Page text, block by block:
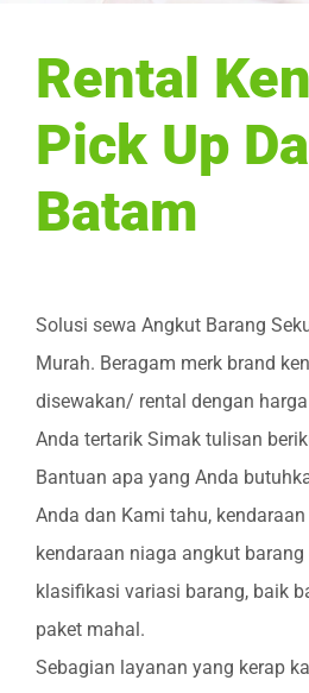
Rental
Pick Up
Batam
Solusi sewa Angkut Barang
Murah. Beragam merk brand
disewakan/ rental dengan
Anda tertarik Simak tulisan
Bantuan apa yang Anda
Anda dan Kami tahu,
kendaraan niaga angkut
klasifikasi variasi barang, baik
paket mahal.
Sebagian layanan yang kerap